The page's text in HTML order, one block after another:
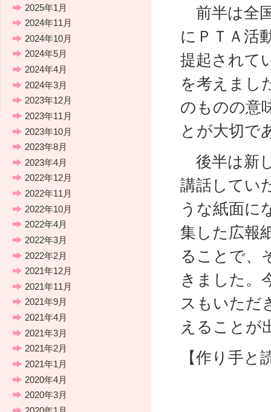
前半は全
にＰＴＡ活
提起されて
を考えまし
のものの意
とが大切で
後半は新
講話してい
うな紙面に
集した広報
ることで、
きました。
スもいただ
えることが
【作り手
2025年1月
2024年11月
2024年10月
2024年5月
2024年4月
2024年3月
2023年12月
2023年11月
2023年10月
2023年8月
2023年4月
2022年12月
2022年11月
2022年10月
2022年4月
2022年3月
2022年2月
2021年12月
2021年11月
2021年9月
2021年4月
2021年3月
2021年2月
2021年1月
2020年4月
2020年3月